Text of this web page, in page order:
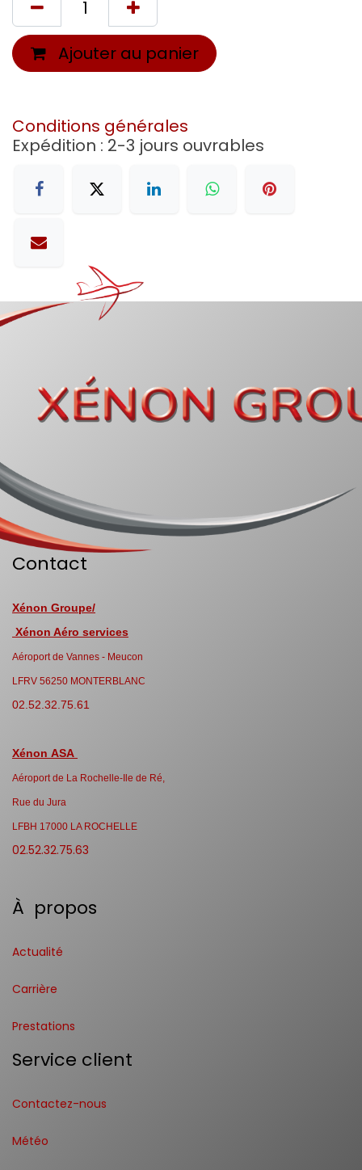
Ajouter au panier
Conditions générales
Expédition : 2-3 jours ouvrables
Contact
Xénon Groupe/
Xénon Aéro services
Aéroport de Vannes - Meucon
LFRV 56250 MONTERBLANC
02.52.32.75.61
Xénon ASA
Aéroport de La Rochelle-Ile de Ré,
Rue du Jura
LFBH 17000 LA ROCHELLE
02.52.32.75.63
À propos
Actualité
Carrière
Prestations
Service client
Contactez-nous
Météo